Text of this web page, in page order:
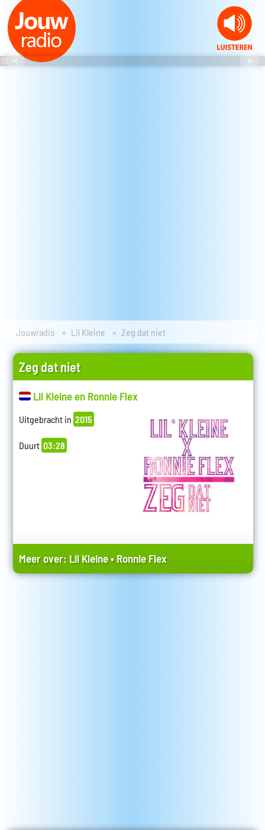
Jouwradio Lil Kleine Zeg dat niet
Zeg dat niet
Lil Kleine en Ronnie Flex
Uitgebracht in 2015
Duurt 03:28
Meer over: Lil Kleine•Ronnie Flex